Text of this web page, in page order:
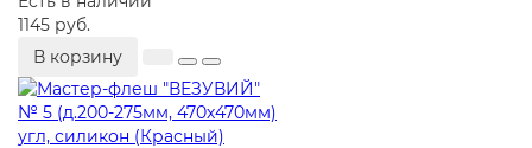
1145 руб.
В корзину